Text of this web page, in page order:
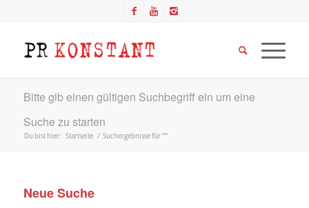
Bitte gib einen gültigen Suchbegriff ein um eine
Suche zu starten
Du bist hier: Startseite / Suchergebnisse für ""
Neue Suche